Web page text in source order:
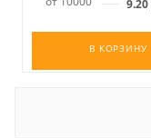
9.20
В КОРЗИНУ